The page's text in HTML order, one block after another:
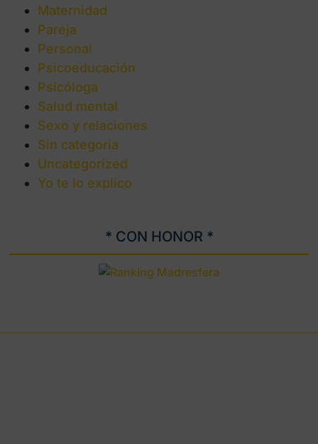
Maternidad
Pareja
Personal
Psicoeducación
Psicóloga
Salud mental
Sexo y relaciones
Sin categoría
Uncategorized
Yo te lo explico
* CON HONOR *